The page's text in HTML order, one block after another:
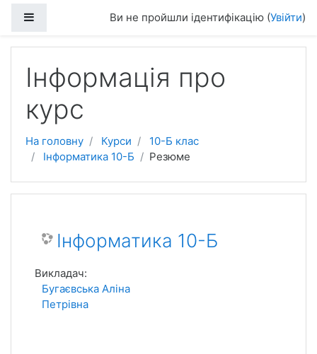
Ви не пройшли ідентифікацію (Увійти)
Інформація про
курс
На головну Курси
10-Б клас
Інформатика 10-Б
Резюме
Інформатика 10-Б
Викладач:
Бугаєвська Аліна
Петрівна